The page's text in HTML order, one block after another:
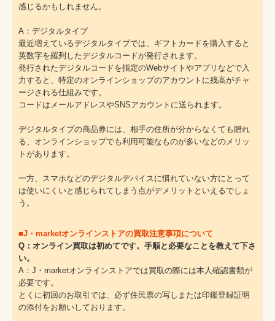
感じるかもしれません。
A：デジタルタイプ
最近増えているデジタルタイプでは、ギフトカードを購入すると
英数字を羅列したデジタルコードが発行されます。
発行されたデジタルコードを指定のWebサイトやアプリなどで入
力すると、特定のオンラインショップのアカウントに残高がチャ
ージされる仕組みです。
コードはメールアドレスやSNSアカウントに送られます。
デジタルタイプの商品券には、相手の住所が分からなくても贈れ
る、オンラインショップでも利用可能なものが多いなどのメリッ
トがあります。
一方、スマホなどのデジタルデバイスに慣れていない方にとって
は使いにくいと感じられてしまう点がデメリットといえるでしょ
う。
■J・marketオンラインストアの買取注意事項について
Q：オンライン買取は初めてです。手順と必要なことを教えて下さ
い。
A：J・marketオンラインストアでは買取の際には本人確認書類が
必要です。
とくに初回のお取引では、必ず住民票の写しまたは印鑑登録証明
の添付をお願いしております。